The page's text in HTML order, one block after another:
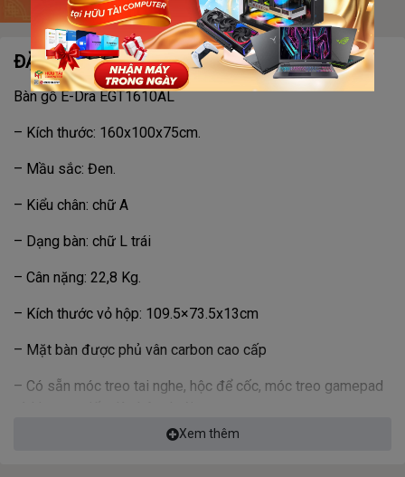
ĐẶC ĐIỂM NỔI BẬT
Bàn gỗ E-Dra EGT1610AL
– Kích thước: 160x100x75cm.
– Mầu sắc: Đen.
– Kiểu chân: chữ A
– Dạng bàn: chữ L trái
– Cân nặng: 22,8 Kg.
– Kích thước vỏ hộp: 109.5×73.5x13cm
– Mặt bàn được phủ vân carbon cao cấp
– Có sẵn móc treo tai nghe, hộc để cốc, móc treo gamepad
– Chất liệu: Nhựa, thép carbon
Xem thêm